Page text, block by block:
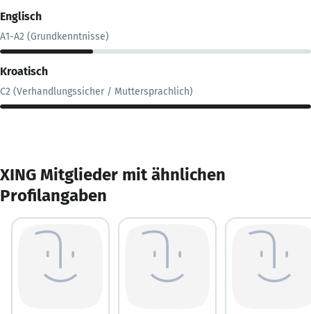
Englisch
A1-A2 (Grundkenntnisse)
Kroatisch
C2 (Verhandlungssicher / Muttersprachlich)
XING Mitglieder mit ähnlichen
Profilangaben